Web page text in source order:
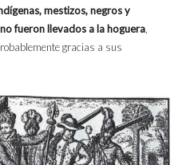
mestizos, negros y
fueron llevados a la hoguera,
gracias a sus